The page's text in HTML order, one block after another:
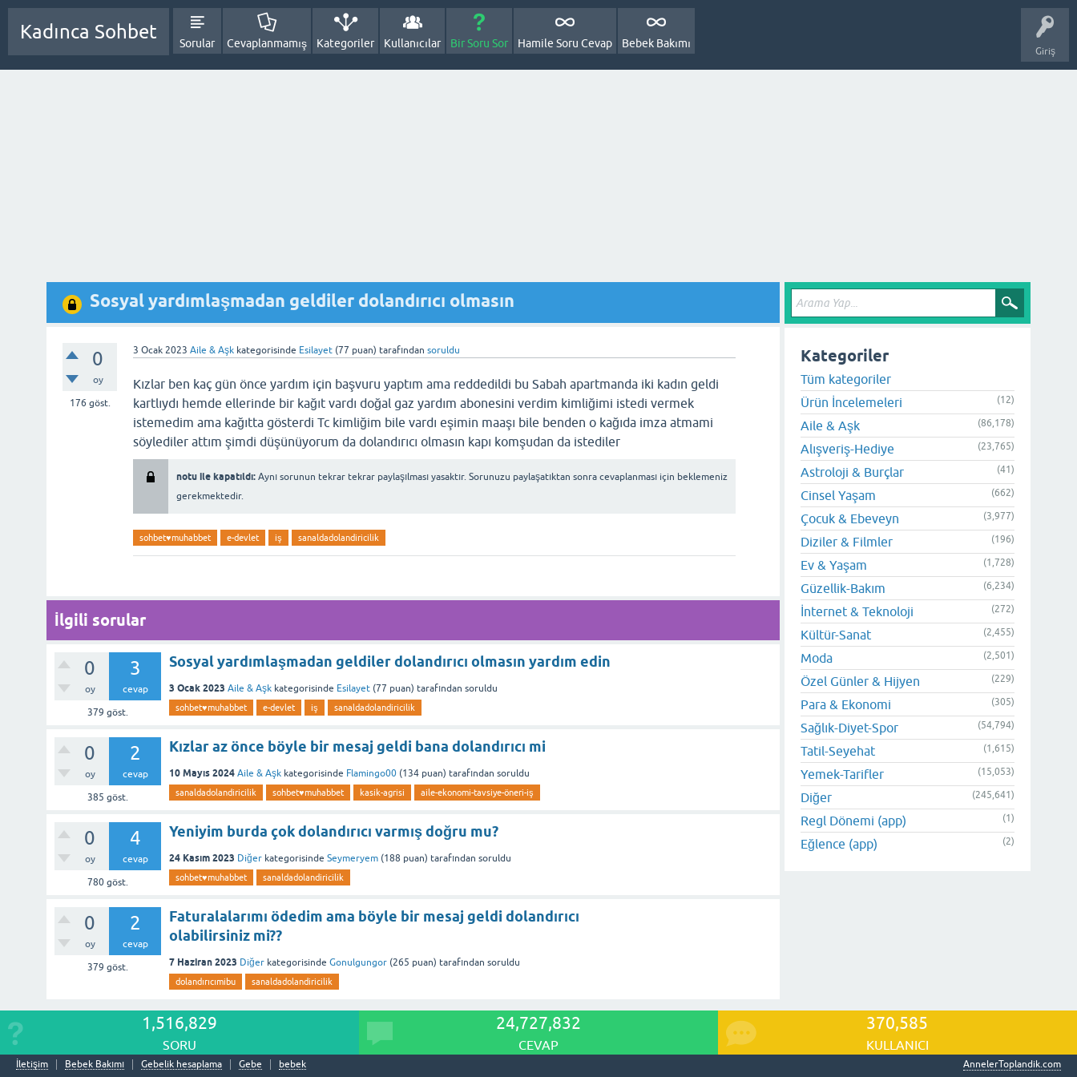
Giriş
Kadınca Sohbet
Sorular Cevaplanmamış Kategoriler Kullanıcılar Bir Soru Sor Hamile Soru Cevap Bebek Bakımı
Sosyal yardımlaşmadan geldiler dolandırıcı olmasın
0
oy
176 göst.
3 Ocak 2023 Aile & Aşk kategorisinde Esilayet (77 puan) tarafından soruldu
Kızlar ben kaç gün önce yardım için başvuru yaptım ama reddedildi bu Sabah apartmanda iki kadın geldi
kartlıydı hemde ellerinde bir kağıt vardı doğal gaz yardım abonesini verdim kimliğimi istedi vermek
istemedim ama kağıtta gösterdi Tc kimliğim bile vardı eşimin maaşı bile benden o kağıda imza atmami
söylediler attım şimdi düşünüyorum da dolandırıcı olmasın kapı komşudan da istediler
notu ile kapatıldı: Aynı sorunun tekrar tekrar paylaşılması yasaktır. Sorunuzu paylaşatıktan sonra cevaplanması için beklemeniz
gerekmektedir.
sohbet♥️muhabbet e-devlet iş sanaldadolandiricilik
İlgili sorular
0
oy
3
cevap
379 göst.
Sosyal yardımlaşmadan geldiler dolandırıcı olmasın yardım edin
3 Ocak 2023 Aile & Aşk kategorisinde Esilayet (77 puan) tarafından soruldu
sohbet♥️muhabbet e-devlet iş sanaldadolandiricilik
0
oy
2
cevap
385 göst.
Kızlar az önce böyle bir mesaj geldi bana dolandırıcı mi
10 Mayıs 2024 Aile & Aşk kategorisinde Flamingo00 (134 puan) tarafından soruldu
sanaldadolandiricilik sohbet♥️muhabbet kasik-agrisi aile-ekonomi-tavsiye-öneri-iş
0
oy
4
cevap
780 göst.
Yeniyim burda çok dolandırıcı varmış doğru mu?
24 Kasım 2023 Diğer kategorisinde Seymeryem (188 puan) tarafından soruldu
sohbet♥️muhabbet sanaldadolandiricilik
0
oy
2
cevap
379 göst.
Faturalalarımı ödedim ama böyle bir mesaj geldi dolandırıcı
olabilirsiniz mi??
7 Haziran 2023 Diğer kategorisinde Gonulgungor (265 puan) tarafından soruldu
dolandırıcımibu sanaldadolandiricilik
Kategoriler
Tüm kategoriler
Ürün İncelemeleri
(12)
Aile & Aşk (86,178)
Alışveriş-Hediye (23,765)
Astroloji & Burçlar (41)
Cinsel Yaşam (662)
Çocuk & Ebeveyn (3,977)
Diziler & Filmler (196)
Ev & Yaşam (1,728)
Güzellik-Bakım (6,234)
İnternet & Teknoloji (272)
Kültür-Sanat (2,455)
Moda (2,501)
Özel Günler & Hijyen (229)
Para & Ekonomi (305)
Sağlık-Diyet-Spor (54,794)
Tatil-Seyehat (1,615)
Yemek-Tarifler (15,053)
Diğer (245,641)
Regl Dönemi (app) (1)
Eğlence (app) (2)
1,516,829
SORU
24,727,832
CEVAP
370,585
KULLANICI
İletişim Bebek Bakımı Gebelik hesaplama Gebe bebek AnnelerToplandik.com